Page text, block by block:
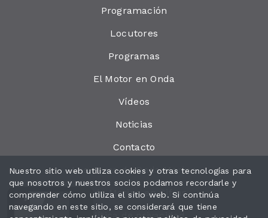
Programación
Locutores
Programas
El Motor en Onda
Vídeos
Noticias
Contacto
Las cosas de Onda Marina
Onda Marina en Cifras
Política de privacidad
Nuestro sitio web utiliza cookies y otras tecnologías para
que nosotros y nuestros socios podamos recordarle y
comprender cómo utiliza el sitio web. Si continúa
navegando en este sitio, se considerará que tiene